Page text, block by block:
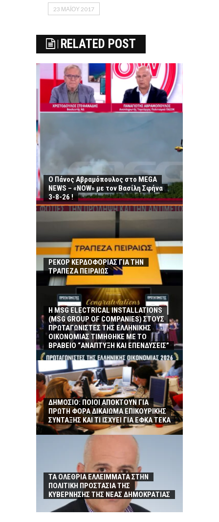
23 ΜΑΪ́ΟΥ 2017
RELATED POST
Ο Πάνος Αβραμόπουλος στο MEGA
NEWS – «NOW» με τον Βασίλη Σφήνα
3-8-26 !
ΡΕΚΟΡ ΚΕΡΔΟΦΟΡΙΑΣ ΓΙΑ ΤΗΝ
ΤΡΑΠΕΖΑ ΠΕΙΡΑΙΩΣ
Η MSG ELECTRICAL INSTALLATIONS
(MSG GROUP ΟF COMPANIES) ΣΤΟΥΣ
ΠΡΩΤΑΓΩΝΙΣΤΕΣ ΤΗΣ ΕΛΛΗΝΙΚΗΣ
ΟΙΚΟΝΟΜΙΑΣ ΤΙΜΗΘΗΚΕ ΜΕ ΤΟ
ΒΡΑΒΕΙΟ “ΑΝΑΠΤΥΞΗ ΚΑΙ ΕΠΕΝΔΥΣΕΙΣ”
ΔΗΜΟΣΙΟ: ΠΟΙΟΙ ΑΠΟΚΤΟΥΝ ΓΙΑ
ΠΡΩΤΗ ΦΟΡΑ ΔΙΚΑΙΩΜΑ ΕΠΙΚΟΥΡΙΚΗΣ
ΣΥΝΤΑΞΗΣ ΚΑΙ ΤΙ ΙΣΧΥΕΙ ΓΙΑ ΕΦΚΑ ΤΕΚΑ
ΤΑ ΟΛΕΘΡΙΑ ΕΛΛΕΙΜΜΑΤΑ ΣΤΗΝ
ΠΟΛΙΤΙΚΗ ΠΡΟΣΤΑΣΙΑ ΤΗΣ
ΚΥΒΕΡΝΗΣΗΣ ΤΗΣ ΝΕΑΣ ΔΗΜΟΚΡΑΤΙΑΣ